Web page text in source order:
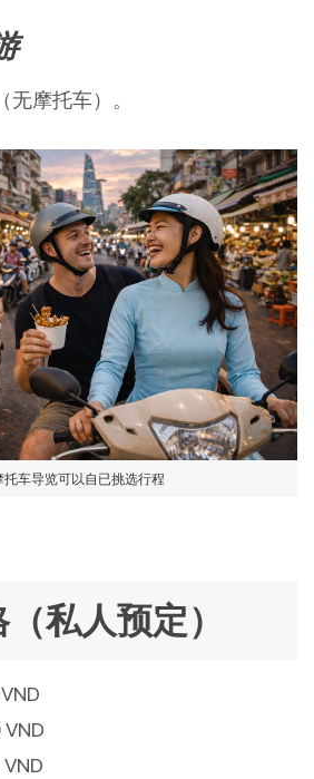
摩托车）。
托车导览可以自已挑选行程
私人预定）